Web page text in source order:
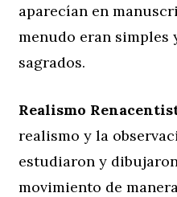
aparecían en
menudo eran
sagrados.
Realismo
realismo y la
estudiaron y
movimiento de